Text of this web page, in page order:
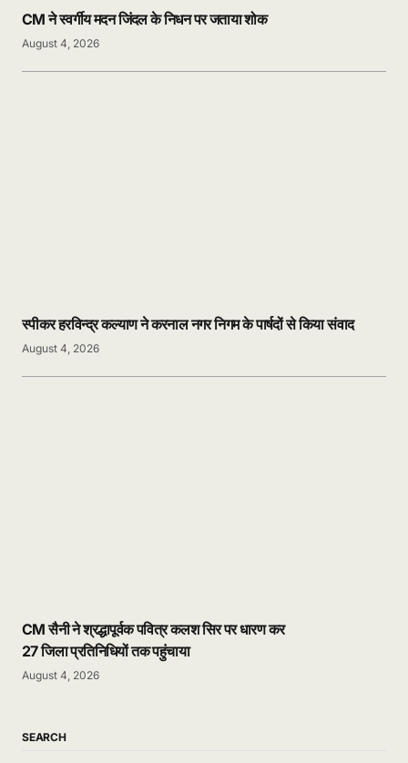
CM ने स्वर्गीय मदन जिंदल के निधन पर जताया शोक
August 4, 2026
स्पीकर हरविन्द्र कल्याण ने करनाल नगर निगम के पार्षदों से किया संवाद
August 4, 2026
CM सैनी ने श्रद्धापूर्वक पवित्र कलश सिर पर धारण कर
27 जिला प्रतिनिधियों तक पहुंचाया
August 4, 2026
SEARCH